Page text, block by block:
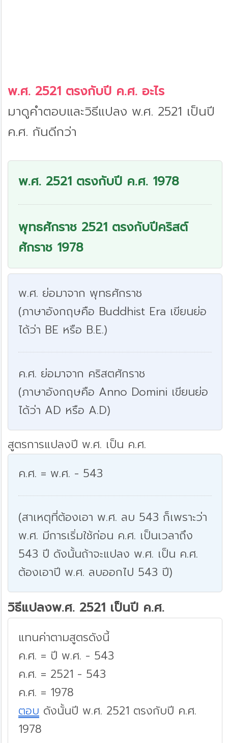
พ.ศ. 2521 ตรงกับปี ค.ศ. อะไร
มาดูคำตอบและวิธีแปลง พ.ศ. 2521 เป็นปี
ค.ศ. กันดีกว่า
พ.ศ. 2521 ตรงกับปี ค.ศ. 1978
พุทธศักราช 2521 ตรงกับปีคริสต์
ศักราช 1978
พ.ศ. ย่อมาจาก พุทธศักราช
(ภาษาอังกฤษคือ Buddhist Era เขียนย่อ
ได้ว่า BE หรือ B.E.)
ค.ศ. ย่อมาจาก คริสตศักราช
(ภาษาอังกฤษคือ Anno Domini เขียนย่อ
ได้ว่า AD หรือ A.D)
สูตรการแปลงปี พ.ศ. เป็น ค.ศ.
ค.ศ. = พ.ศ. - 543
(สาเหตุที่ต้องเอา พ.ศ. ลบ 543 ก็เพราะว่า
พ.ศ. มีการเริ่มใช้ก่อน ค.ศ. เป็นเวลาถึง
543 ปี ดังนั้นถ้าจะแปลง พ.ศ. เป็น ค.ศ.
ต้องเอาปี พ.ศ. ลบออกไป 543 ปี)
วิธีแปลงพ.ศ. 2521 เป็นปี ค.ศ.
แทนค่าตามสูตรดังนี้
ค.ศ. = ปี พ.ศ. - 543
ค.ศ. = 2521 - 543
ค.ศ. = 1978
ตอบ ดังนั้นปี พ.ศ. 2521 ตรงกับปี ค.ศ.
1978